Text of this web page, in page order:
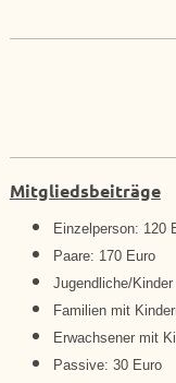
Mitgliedsbeiträge
Einzelperson: 120
Paare: 170 Euro
Jugendliche/
Familien mit
Erwachsener mit
Passive: 30 Euro